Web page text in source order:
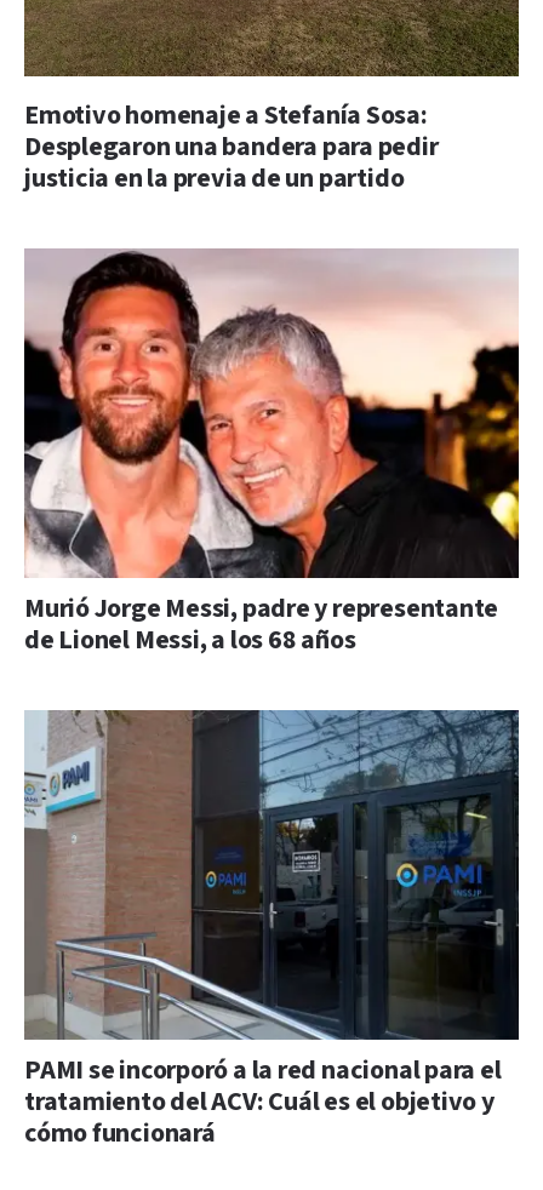
Emotivo homenaje a Stefanía Sosa:
Desplegaron una bandera para pedir
justicia en la previa de un partido
Murió Jorge Messi, padre y representante
de Lionel Messi, a los 68 años
PAMI se incorporó a la red nacional para el
tratamiento del ACV: Cuál es el objetivo y
cómo funcionará